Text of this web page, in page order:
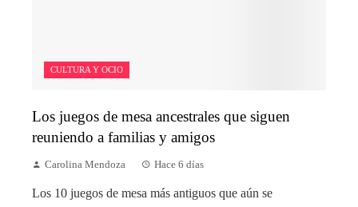
CULTURA Y OCIO
Los juegos de mesa ancestrales que siguen
reuniendo a familias y amigos
Carolina Mendoza Hace 6 días
Los 10 juegos de mesa más antiguos que aún se